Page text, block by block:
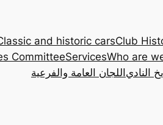
and historic carsClub
CommitteeServicesWho are
اللجان العامة والفرعية النادي